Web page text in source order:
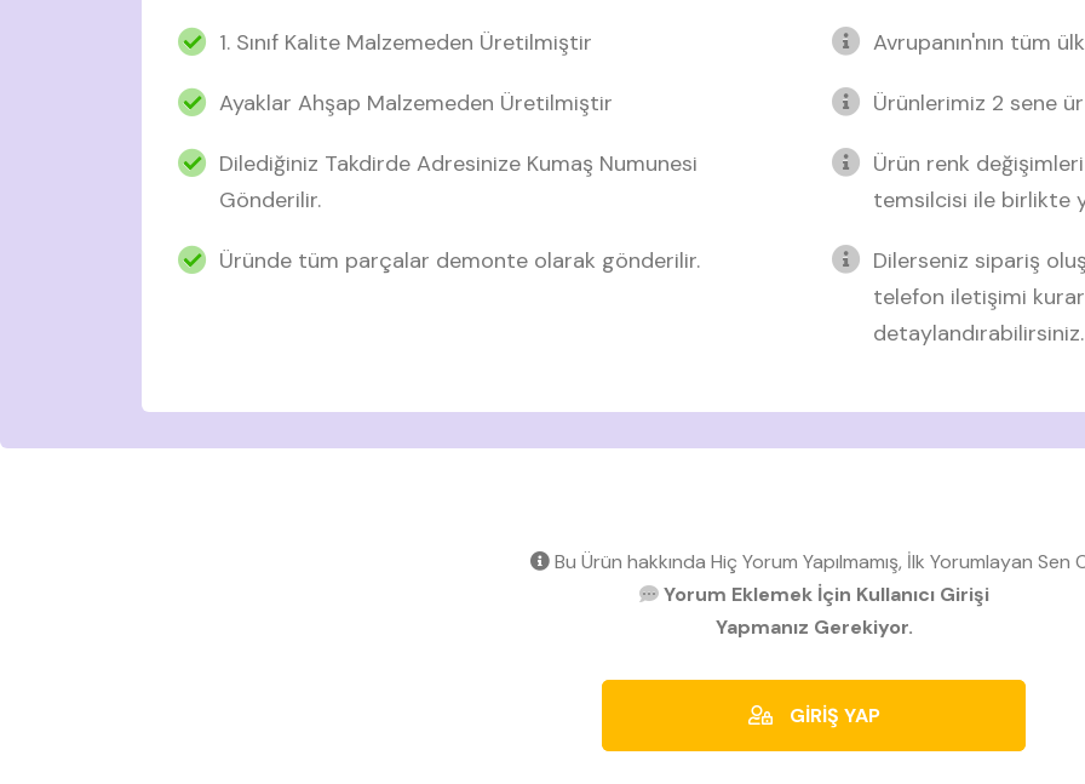
1. Sınıf Kalite Malzemeden Üretilmiştir
Ayaklar Ahşap Malzemeden Üretilmiştir
Dilediğiniz Takdirde Adresinize Kumaş Numunesi
Gönderilir.
Üründe tüm parçalar demonte olarak gönderilir.
Avrupanın'nın tüm
Ürünlerimiz 2 sene
Ürün renk
temsilcisi ile birlikte
Dilerseniz sipariş
telefon iletişimi
detaylandırabilirsiniz.
Bu Ürün hakkında Hiç Yorum Yapılmamış, İlk Yorumlayan Sen
Yorum Eklemek İçin Kullanıcı Girişi
Yapmanız Gerekiyor.
GİRİŞ YAP